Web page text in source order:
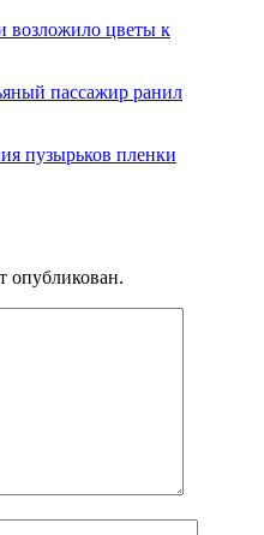
возложило цветы к
пассажир ранил
пузырьков пленки
опубликован.